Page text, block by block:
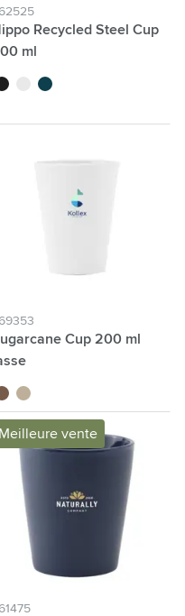
Recycled Steel Cup
ml
blancbleu
Cup 200 ml
kaki écru
Meilleure vente